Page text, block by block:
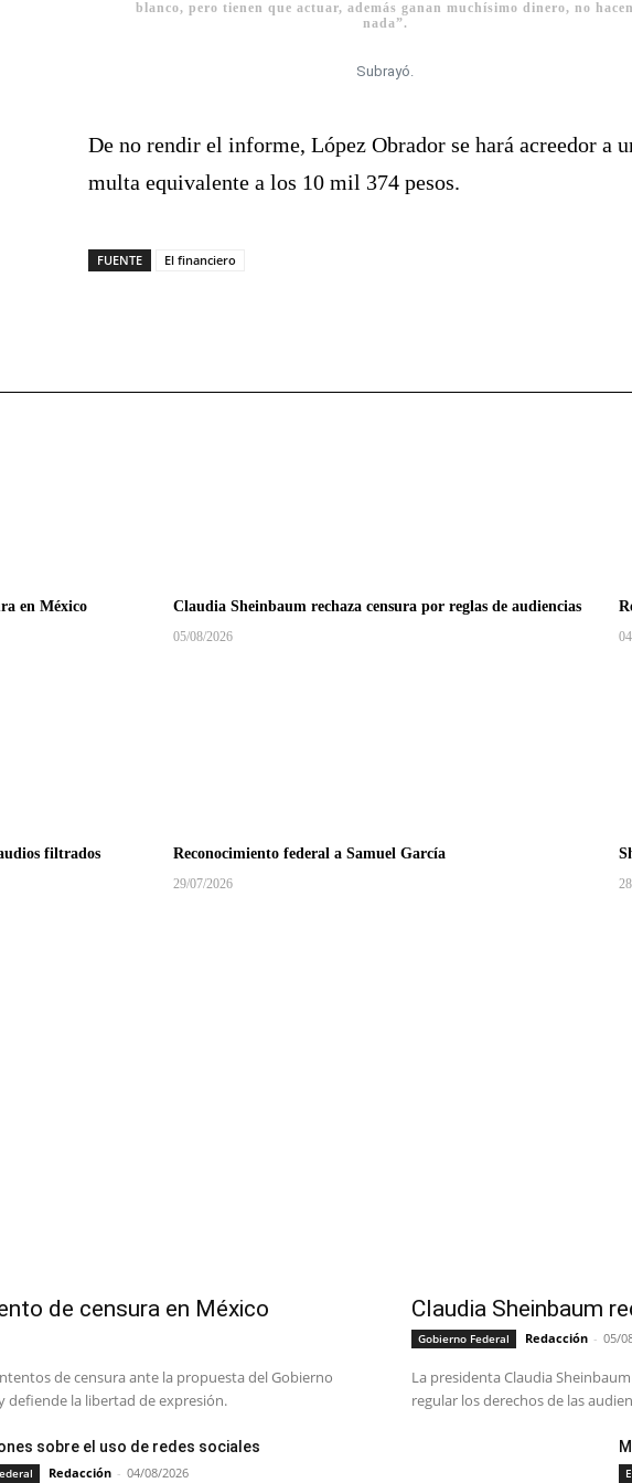
blanco, pero tienen que actuar, además ganan muchísimo dinero, no
nada”.
Subrayó.
De no rendir el informe, López Obrador se hará acreedor a
multa equivalente a los 10 mil 374 pesos.
FUENTE El financiero
en México Claudia Sheinbaum rechaza censura por reglas de audiencias
05/08/2026
filtrados Reconocimiento federal a Samuel García
29/07/2026
de censura en México
de censura ante la propuesta del Gobierno
defiende la libertad de expresión.
Claudia Sheinbaum
Gobierno Federal Redacción - 05/
La presidenta Claudia
regular los derechos de las
sobre el uso de redes sociales
Redacción - 04/08/2026